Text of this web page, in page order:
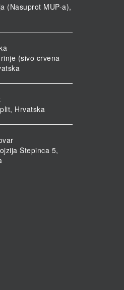
(Nasuprot MUP-a),
(sivo crvena
Hrvatska
Stepinca 5,